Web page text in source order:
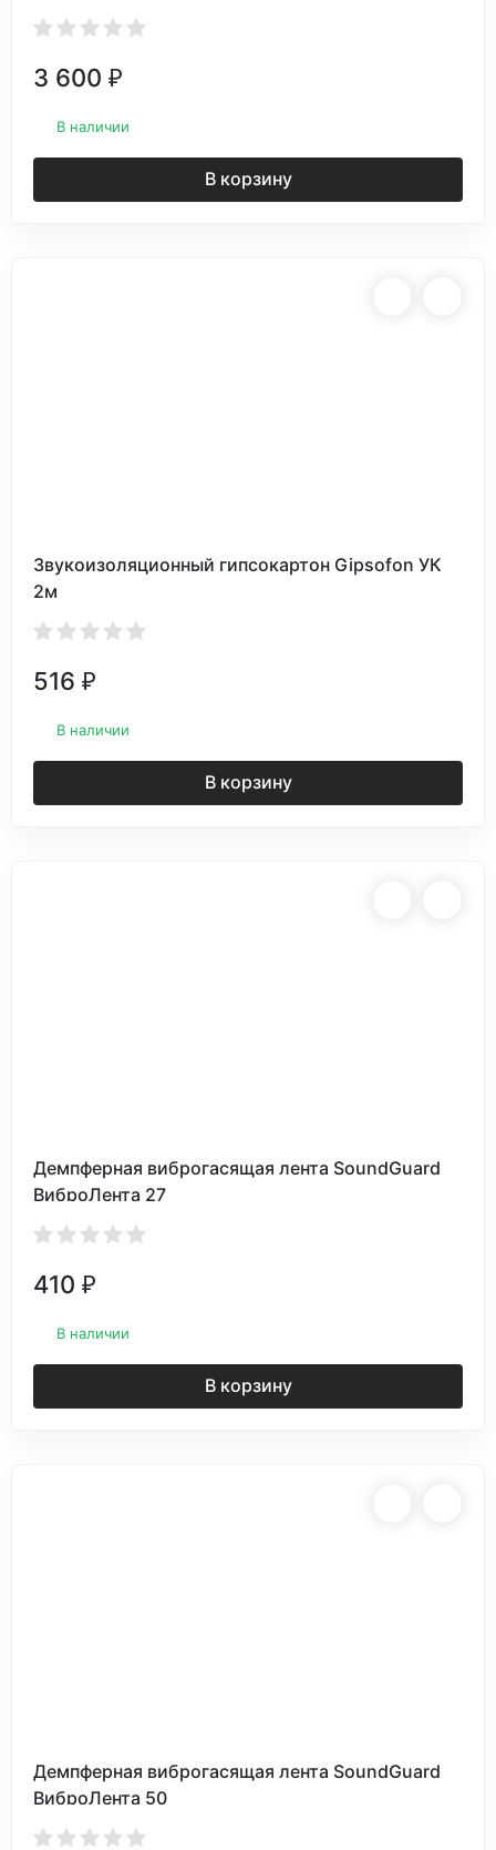
3 600 ₽
В наличии
В корзину
Звукоизоляционный гипсокартон Gipsofon УК
2м
516 ₽
В наличии
В корзину
Демпферная виброгасящая лента SoundGuard
ВиброЛента 27
410 ₽
В наличии
В корзину
Демпферная виброгасящая лента SoundGuard
ВиброЛента 50